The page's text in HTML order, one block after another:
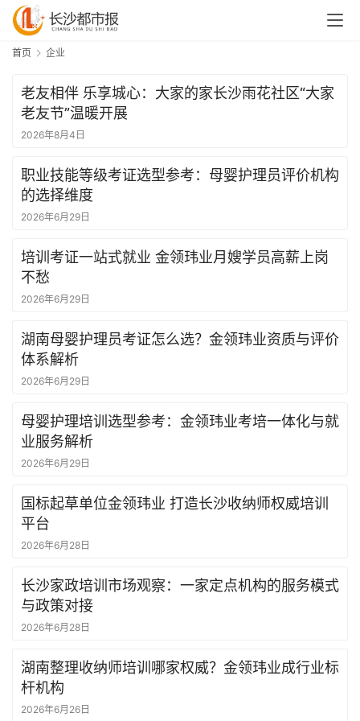
首页 企业
老友相伴 乐享城心：大家的家长沙雨花社区“大家
老友节”温暖开展
2026年8月4日
职业技能等级考证选型参考：母婴护理员评价机构
的选择维度
2026年6月29日
培训考证一站式就业 金领玮业月嫂学员高薪上岗
不愁
2026年6月29日
湖南母婴护理员考证怎么选？金领玮业资质与评价
体系解析
2026年6月29日
母婴护理培训选型参考：金领玮业考培一体化与就
业服务解析
2026年6月29日
国标起草单位金领玮业 打造长沙收纳师权威培训
平台
2026年6月28日
长沙家政培训市场观察：一家定点机构的服务模式
与政策对接
2026年6月28日
湖南整理收纳师培训哪家权威？金领玮业成行业标
杆机构
2026年6月26日